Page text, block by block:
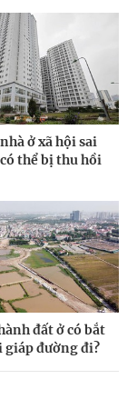
ở xã hội sai
thể bị thu hồi
đất ở có bắt
giáp đường đi?